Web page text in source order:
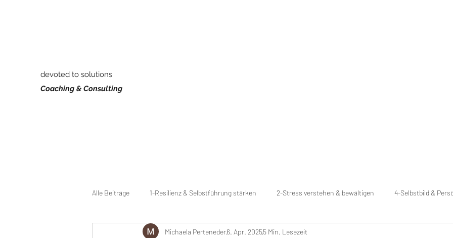
devoted to solutions
Coaching & Consulting
Alle Beiträge 1-Resilienz & Selbstführung stärken 2-Stress verstehen & bewältigen 4-Selbstbild &
6-Motivation & Routinen fördern 3-Mindset & Emotionale Intelligenz
Michaela Perteneder6. Apr. 20255 Min. Lesezeit